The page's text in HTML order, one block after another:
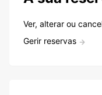
Ver, alterar ou
Gerir reservas